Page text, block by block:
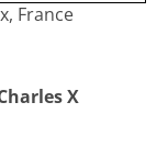
France
X